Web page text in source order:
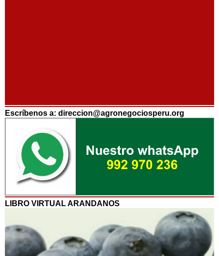
Escríbenos a: direccion@agronegociosperu.org
LIBRO VIRTUAL ARANDANOS